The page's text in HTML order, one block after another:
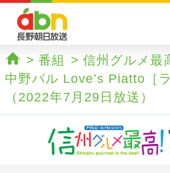
abn 長野朝日
ホーム
番組 信州グルメ最
中野バル Love’s Piatto［
（2022年7月29日放送）